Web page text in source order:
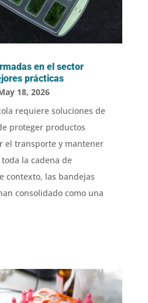
en el sector
prácticas
18, 2026
requiere soluciones de
proteger productos
el transporte y mantener
la cadena de
contexto, las bandejas
consolidado como una